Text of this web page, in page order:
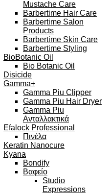
Mustache Care
Barbertime Hair Care
Barbertime Salon
Products
Barbertime Skin Care
Barbertime Styling
BioBotanic Oil
Bio Botanic Oil
Disicide
Gamma+
Gamma Piu Clipper
Gamma Piu Hair Dryer
Gamma Piu
Ανταλλακτικά
Efalock Professional
Πινέλα
Keratin Nanocure
Kyana
Bondify
Βαφείο
Studio
Expressions